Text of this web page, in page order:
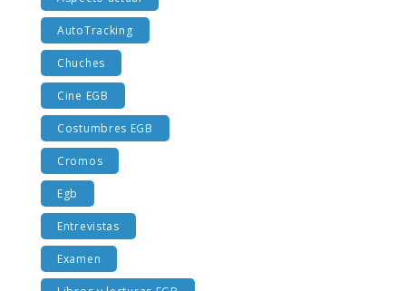
Aspecto actual
AutoTracking
Chuches
Cine EGB
Costumbres EGB
Cromos
Egb
Entrevistas
Examen